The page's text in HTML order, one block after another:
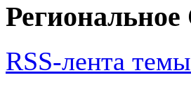
RSS-лента темы